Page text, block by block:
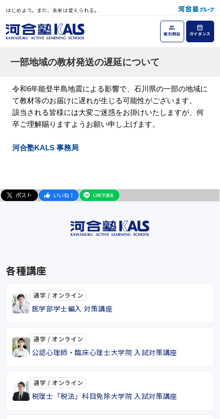
はじめよう。まだ、未来は変えられる。
個別相談 ガイダンス
一部地域の教材発送の遅延について
令和6年能登半島地震による影響で、石川県の一部の地域に
て教材等のお届けに遅れが生じる可能性がございます。
該当される皆様には大変ご迷惑をお掛けいたしますが、何
卒ご理解賜りますようお願い申し上げます。
河合塾KALS 事務局
各種講座
通学 / オンライン
医学部学士編入 対策講座
通学 / オンライン
公認心理師・臨床心理士大学院 入試対策講座
通学 / オンライン
税理士「税法」科目免除大学院 入試対策講座